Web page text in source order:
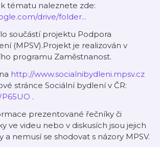
tématu naleznete zde:
drive/folder...
součástí projektu Podpora
(MPSV).Projekt je realizován v
programu Zaměstnanost.
http://www.socialnibydleni.mpsv.cz
stránce Sociální bydlení v ČR:
.
prezentované řečníky či
ve videu nebo v diskusích jsou jejich
a nemusí se shodovat s názory MPSV.